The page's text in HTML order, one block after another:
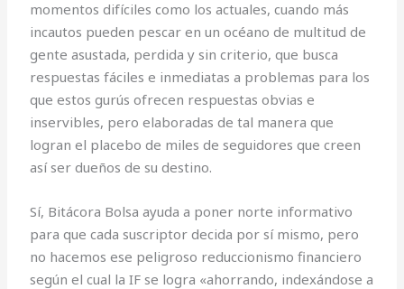
momentos difíciles como los actuales, cuando más
incautos pueden pescar en un océano de multitud de
gente asustada, perdida y sin criterio, que busca
respuestas fáciles e inmediatas a problemas para los
que estos gurús ofrecen respuestas obvias e
inservibles, pero elaboradas de tal manera que
logran el placebo de miles de seguidores que creen
así ser dueños de su destino.
Sí, Bitácora Bolsa ayuda a poner norte informativo
para que cada suscriptor decida por sí mismo, pero
no hacemos ese peligroso reduccionismo financiero
según el cual la IF se logra «ahorrando, indexándose a